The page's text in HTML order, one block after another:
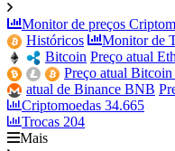
Monitor de preços
Históricos
Monitor de
Bitcoin Preço atual
Preço atual Bitcoin
atual de Binance BNB
Criptomoedas 34.665
Trocas 204
Mais